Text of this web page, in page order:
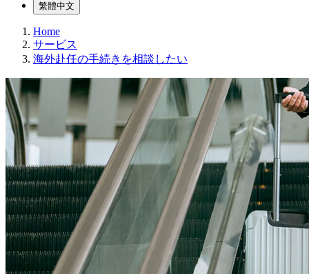
繁體中文
Home
サービス
海外赴任の手続きを相談したい